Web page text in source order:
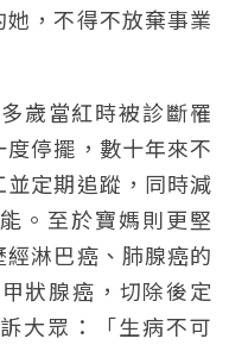
，不得不放棄事業
歲當紅時被診斷罹
停擺，數十年來不
定期追蹤，同時減
。至於寶媽則更堅
淋巴癌、肺腺癌的
狀腺癌，切除後定
大眾：「生病不可